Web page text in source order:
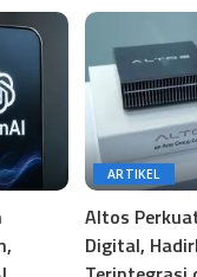
ARTIKEL
Altos
Digital,